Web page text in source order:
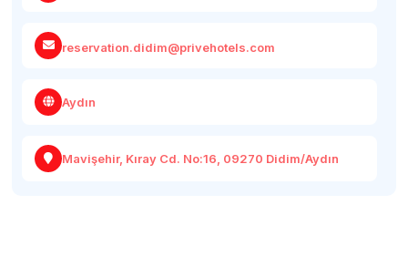
reservation.didim@privehotels.com
Aydın
Mavişehir, Kıray Cd. No:16, 09270 Didim/Aydın